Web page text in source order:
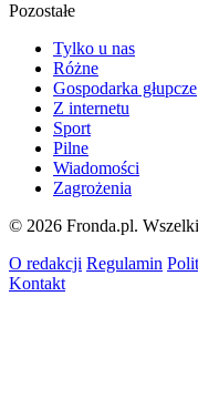
Pozostałe
Tylko u nas
Różne
Gospodarka głupcze
Z internetu
Sport
Pilne
Wiadomości
Zagrożenia
© 2026 Fronda.pl.
O redakcji Regulamin
Kontakt